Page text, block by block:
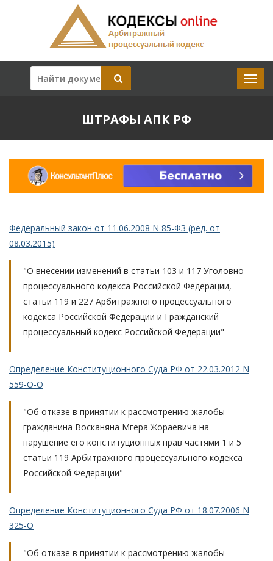
ШТРАФЫ АПК РФ
Федеральный закон от 11.06.2008 N 85-ФЗ (ред. от
08.03.2015)
"О внесении изменений в статьи 103 и 117 Уголовно-
процессуального кодекса Российской Федерации,
статьи 119 и 227 Арбитражного процессуального
кодекса Российской Федерации и Гражданский
процессуальный кодекс Российской Федерации"
Определение Конституционного Суда РФ от 22.03.2012 N
559-О-О
"Об отказе в принятии к рассмотрению жалобы
гражданина Восканяна Мгера Жораевича на
нарушение его конституционных прав частями 1 и 5
статьи 119 Арбитражного процессуального кодекса
Российской Федерации"
Определение Конституционного Суда РФ от 18.07.2006 N
325-О
"Об отказе в принятии к рассмотрению жалобы